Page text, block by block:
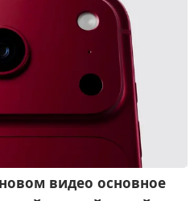
видео основное